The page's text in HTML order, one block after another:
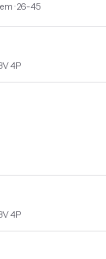
· 26-45
4P
4P